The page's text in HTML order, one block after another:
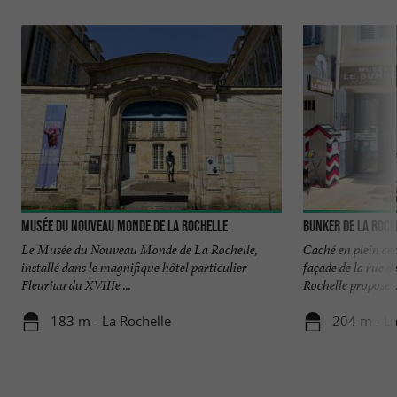
Musée du Nouveau Monde de La Rochelle
Le Musée du Nouveau Monde de La Rochelle,
installé dans le magnifique hôtel particulier
Fleuriau du XVIIIe ...
183 m - La Rochelle
Bunker de La
Caché en plein
façade de la rue
Rochelle propose
204 m -